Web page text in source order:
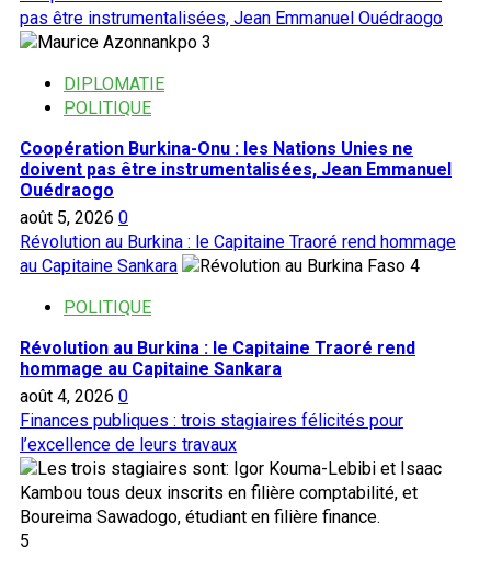
pas être instrumentalisées, Jean Emmanuel Ouédraogo
3
DIPLOMATIE
POLITIQUE
Coopération Burkina-Onu : les Nations Unies ne
doivent pas être instrumentalisées, Jean Emmanuel
Ouédraogo
août 5, 2026 0
Révolution au Burkina : le Capitaine Traoré rend hommage
au Capitaine Sankara
4
POLITIQUE
Révolution au Burkina : le Capitaine Traoré rend
hommage au Capitaine Sankara
août 4, 2026 0
Finances publiques : trois stagiaires félicités pour
l’excellence de leurs travaux
5